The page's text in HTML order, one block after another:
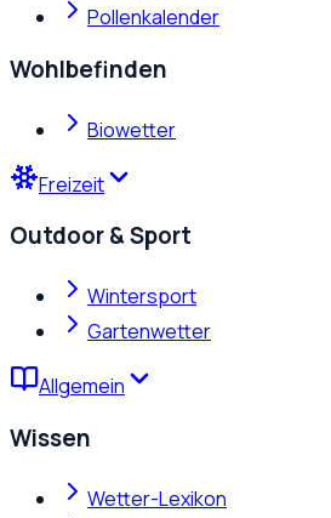
Pollenkalender
Wohlbefinden
Biowetter
Freizeit
Outdoor & Sport
Wintersport
Gartenwetter
Allgemein
Wissen
Wetter-Lexikon